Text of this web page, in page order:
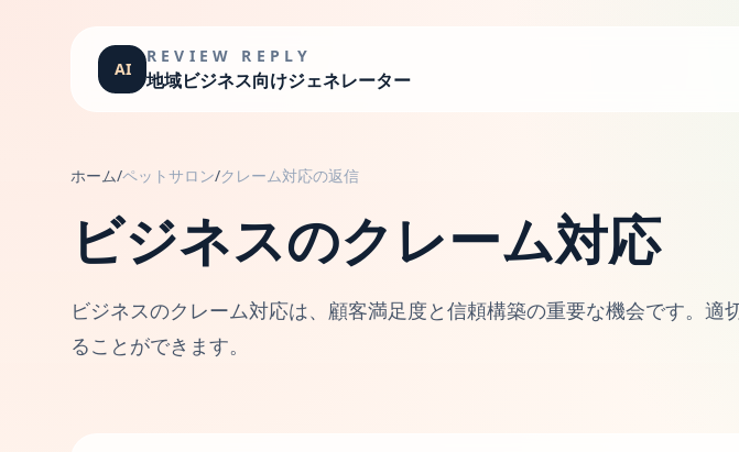
AI
REVIEW REPLY
地域ビジネス向けジェネレーター
ホーム/ペットサロン/クレーム対応の返信
ビジネスのクレーム対応
ビジネスのクレーム対応は、顧客満足度と信頼構築の重要な機会です。適
ることができます。